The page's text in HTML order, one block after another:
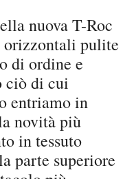
nuova T-Roc
orizzontali pulite
di ordine e
ciò di cui
entriamo in
novità più
in tessuto
parte superiore